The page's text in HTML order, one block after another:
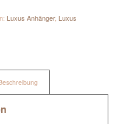
Luxus Anhänger, Luxus